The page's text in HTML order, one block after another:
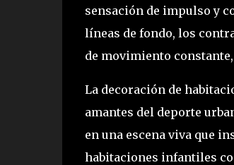
sensación de impulso y
líneas de fondo, los
de movimiento
La decoración de
amantes del deporte
en una escena viva que
habitaciones infantiles